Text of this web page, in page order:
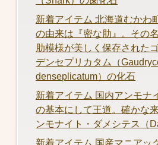
新着アイテム 北海道むか
の由来は『密な肋』。その
肋模様が美しく保存された
デンセプリカタム（
denseplicatum）の化石
新着アイテム 国内アンモナ
の基本にして王道。確かな
ンモナイト・ダメシテス（
新着アイテム 国産マニアッ